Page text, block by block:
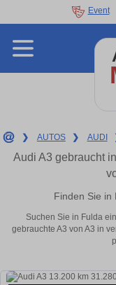
Event
❯ AUTOS ❯ AUDI
Audi A3 gebraucht
Finden Sie in
Suchen Sie in Fulda
gebrauchte A3 von A3 in